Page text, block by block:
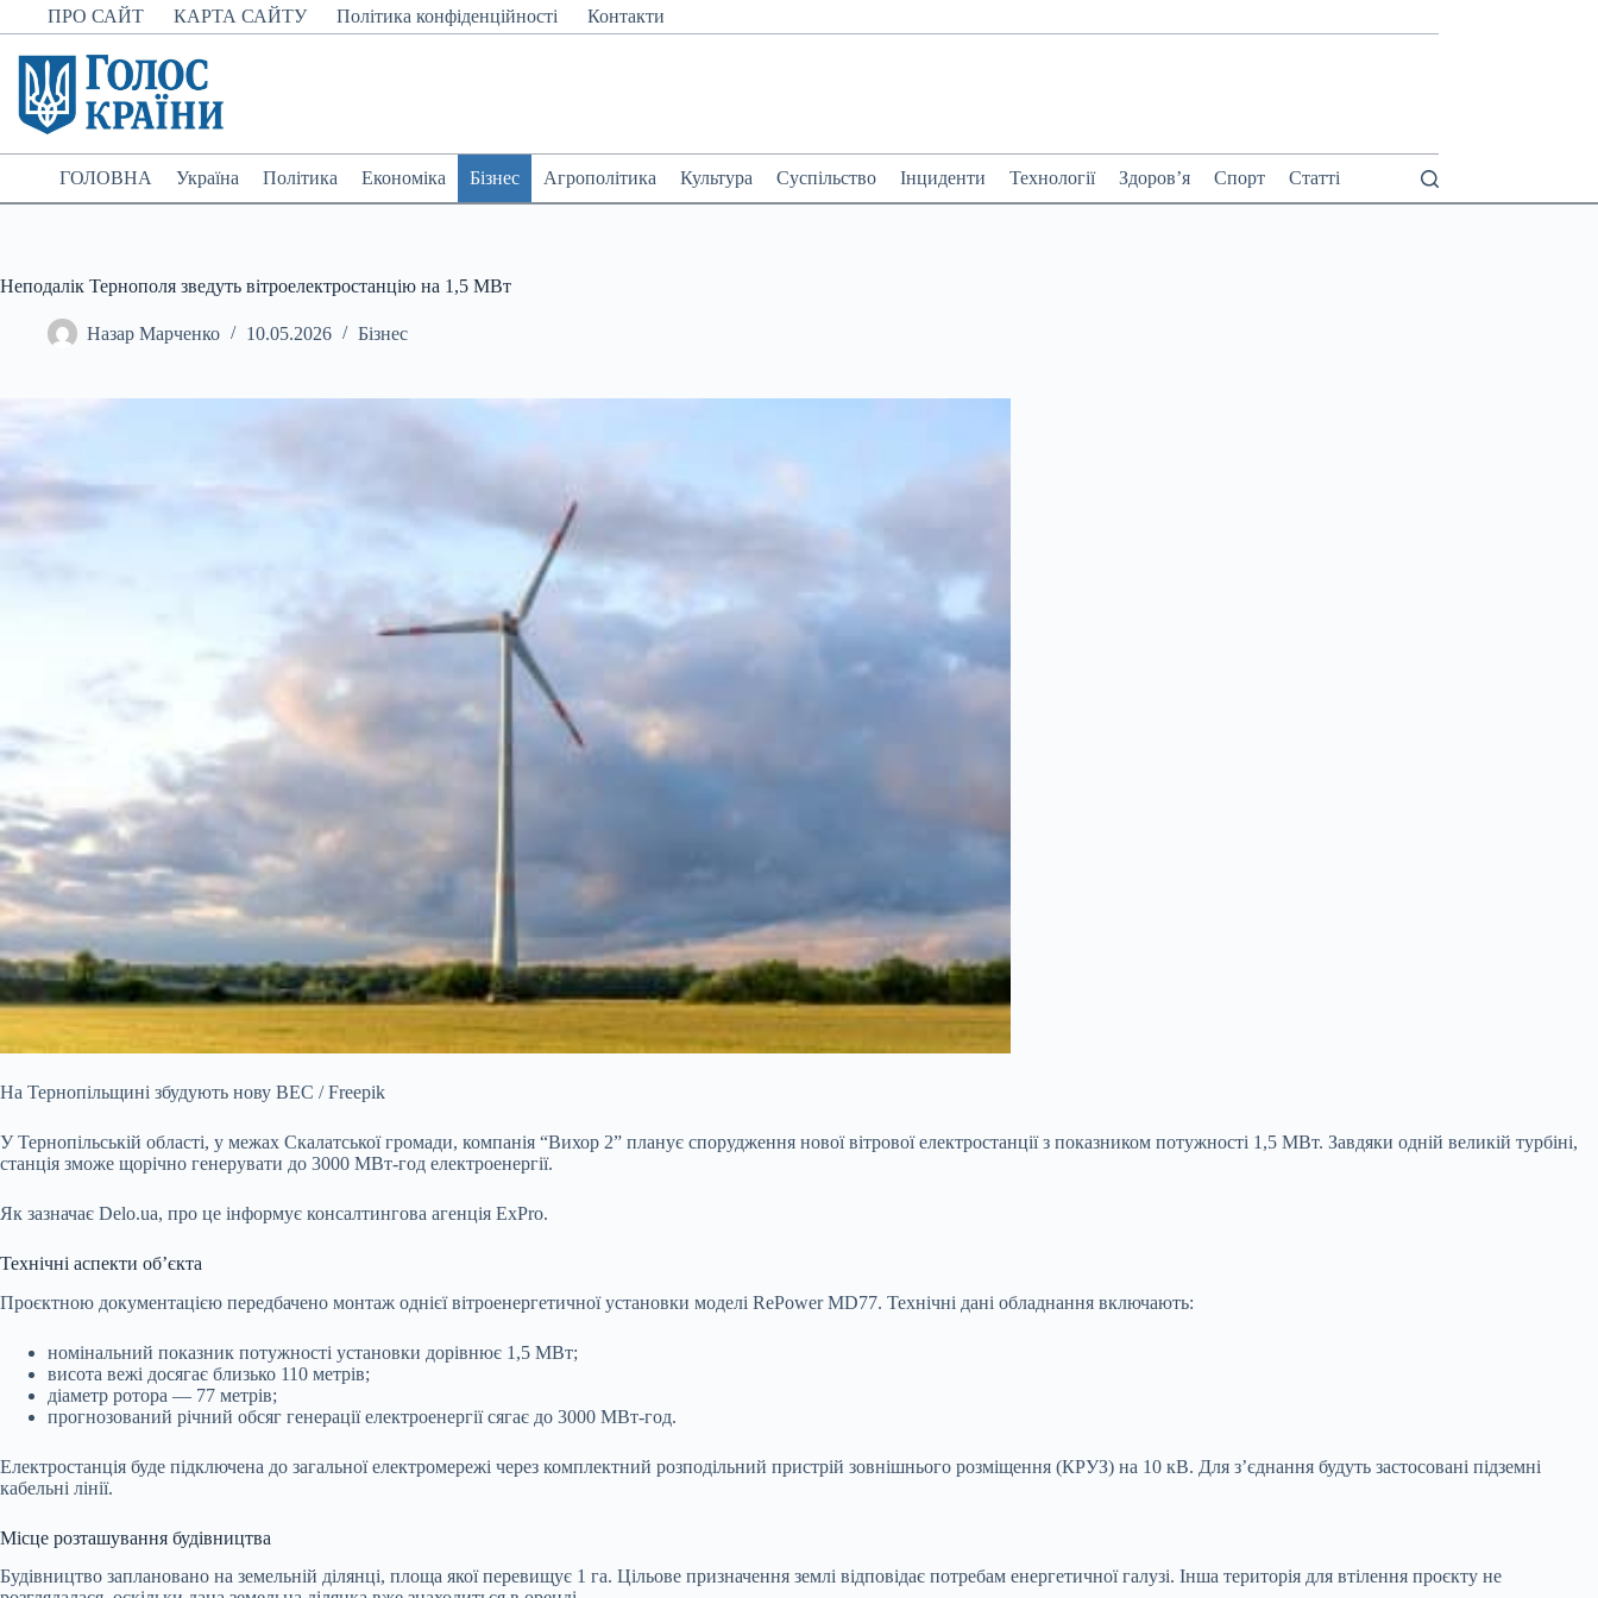
Перейти
до
вмісту
ПРО САЙТ КАРТА САЙТУ Політика конфіденційності Контакти
ГОЛОВНА Україна Політика Економіка Бізнес Агрополітика Культура Суспільство Інциденти Технології Здоров’я Спорт Статті
Неподалік Тернополя зведуть вітроелектростанцію на 1,5 МВт
Назар Марченко 10.05.2026 Бізнес
На Тернопільщині збудують нову ВЕС / Freepik
У Тернопільській області, у межах Скалатської громади, компанія “Вихор 2” планує спорудження нової вітрової електростанції з показником потужності 1,5 МВт. Завдяки одній великій турбіні,
станція зможе щорічно генерувати до 3000 МВт-год електроенергії.
Як зазначає Delo.ua, про це інформує консалтингова агенція ЕxРro.
Технічні аспекти об’єкта
Проєктною документацією передбачено монтаж однієї вітроенергетичної установки моделі RePower MD77. Технічні дані обладнання включають:
номінальний показник потужності установки дорівнює 1,5 МВт;
висота вежі досягає близько 110 метрів;
діаметр ротора — 77 метрів;
прогнозований річний обсяг генерації електроенергії сягає до 3000 МВт-год.
Електростанція буде підключена до загальної електромережі через комплектний розподільний пристрій зовнішнього розміщення (КРУЗ) на 10 кВ. Для з’єднання будуть застосовані підземні
кабельні лінії.
Місце розташування будівництва
Будівництво заплановано на земельній ділянці, площа якої перевищує 1 га. Цільове призначення землі відповідає потребам енергетичної галузі. Інша територія для втілення проєкту не